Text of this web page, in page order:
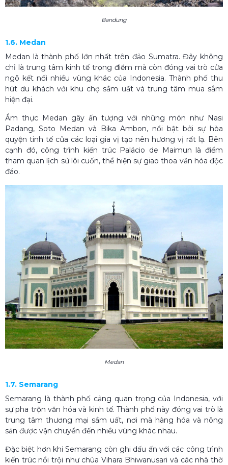
Bandung
1.6. Medan
Medan là thành phố lớn nhất trên đảo Sumatra. Đây không
chỉ là trung tâm kinh tế trọng điểm mà còn đóng vai trò cửa
ngõ kết nối nhiều vùng khác của Indonesia. Thành phố thu
hút du khách với khu chợ sầm uất và trung tâm mua sắm
hiện đại.
Ẩm thực Medan gây ấn tượng với những món như Nasi
Padang, Soto Medan và Bika Ambon, nổi bật bởi sự hòa
quyện tinh tế của các loại gia vị tạo nên hương vị rất lạ. Bên
cạnh đó, công trình kiến trúc Palácio de Maimun là điểm
tham quan lịch sử lôi cuốn, thể hiện sự giao thoa văn hóa độc
đáo.
Medan
1.7. Semarang
Semarang là thành phố cảng quan trọng của Indonesia, với
sự pha trộn văn hóa và kinh tế. Thành phố này đóng vai trò là
trung tâm thương mại sầm uất, nơi mà hàng hóa và nông
sản được vận chuyển đến nhiều vùng khác nhau.
Đặc biệt hơn khi Semarang còn ghi dấu ấn với các công trình
kiến trúc nổi trội như chùa Vihara Bhiwanusari và các nhà thờ